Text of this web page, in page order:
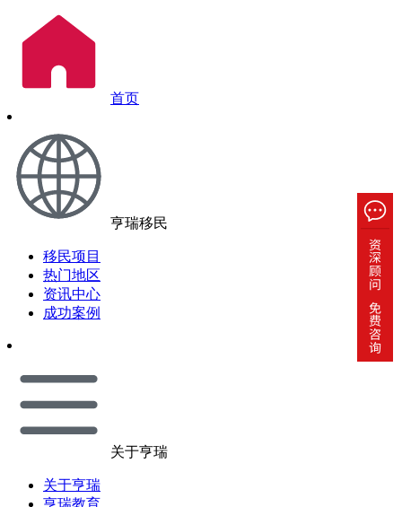
首页
亨瑞移民
移民项目
热门地区
资讯中心
成功案例
关于亨瑞
关于亨瑞